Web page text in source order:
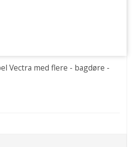
Vectra med flere - bagdøre -